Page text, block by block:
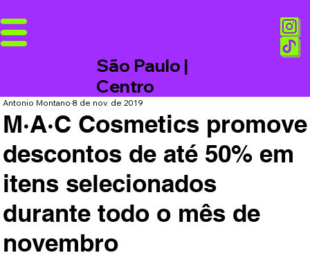
São Paulo |
Centro
M·A·C Cosmetics promove
descontos de até 50% em
itens selecionados
durante todo o mês de
novembro
Antonio Montano8 de nov. de 2019